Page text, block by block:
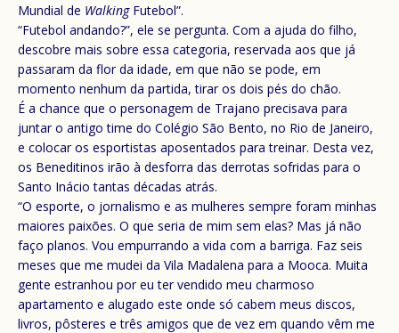
Mundial de WalkingFutebol”.
“Futebol andando?”, ele se pergunta. Com a ajuda do filho,
descobre mais sobre essa categoria, reservada aos que já
passaram da flor da idade, em que não se pode, em
momento nenhum da partida, tirar os dois pés do chão.
É a chance que o personagem de Trajano precisava para
juntar o antigo time do Colégio São Bento, no Rio de Janeiro,
e colocar os esportistas aposentados para treinar. Desta vez,
os Beneditinos irão à desforra das derrotas sofridas para o
Santo Inácio tantas décadas atrás.
“O esporte, o jornalismo e as mulheres sempre foram minhas
maiores paixões. O que seria de mim sem elas? Mas já não
faço planos. Vou empurrando a vida com a barriga. Faz seis
meses que me mudei da Vila Madalena para a Mooca. Muita
gente estranhou por eu ter vendido meu charmoso
apartamento e alugado este onde só cabem meus discos,
livros, pôsteres e três amigos que de vez em quando vêm me